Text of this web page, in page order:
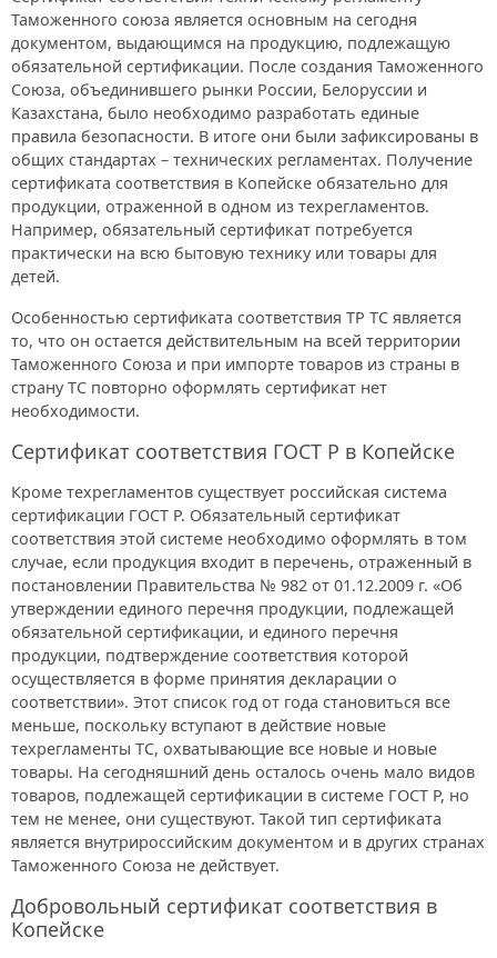
Таможенного союза является основным на сегодня
документом, выдающимся на продукцию, подлежащую
обязательной сертификации. После создания Таможенного
Союза, объединившего рынки России, Белоруссии и
Казахстана, было необходимо разработать единые
правила безопасности. В итоге они были зафиксированы в
общих стандартах – технических регламентах. Получение
сертификата соответствия в Копейске обязательно для
продукции, отраженной в одном из техрегламентов.
Например, обязательный сертификат потребуется
практически на всю бытовую технику или товары для
детей.
Особенностью сертификата соответствия ТР ТС является
то, что он остается действительным на всей территории
Таможенного Союза и при импорте товаров из страны в
страну ТС повторно оформлять сертификат нет
необходимости.
Сертификат соответствия ГОСТ Р в Копейске
Кроме техрегламентов существует российская система
сертификации ГОСТ Р. Обязательный сертификат
соответствия этой системе необходимо оформлять в том
случае, если продукция входит в перечень, отраженный в
постановлении Правительства № 982 от 01.12.2009 г. «Об
утверждении единого перечня продукции, подлежащей
обязательной сертификации, и единого перечня
продукции, подтверждение соответствия которой
осуществляется в форме принятия декларации о
соответствии». Этот список год от года становиться все
меньше, поскольку вступают в действие новые
техрегламенты ТС, охватывающие все новые и новые
товары. На сегодняшний день осталось очень мало видов
товаров, подлежащей сертификации в системе ГОСТ Р, но
тем не менее, они существуют. Такой тип сертификата
является внутрироссийским документом и в других странах
Таможенного Союза не действует.
Добровольный сертификат соответствия в
Копейске